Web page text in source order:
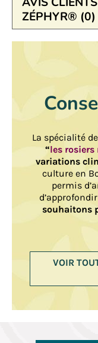
ZÉPHYR® (0)
La spécialité
“les
variations
culture en
permis
d’approfondir
souhaitons
VOIR